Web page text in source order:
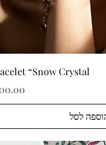
תצוגה מהירה
“Snow Crystal”
מחיר
לסל